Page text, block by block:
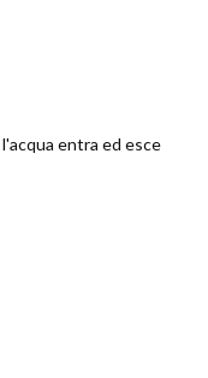
entra ed esce